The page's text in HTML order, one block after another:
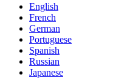
English
French
German
Portuguese
Spanish
Russian
Japanese